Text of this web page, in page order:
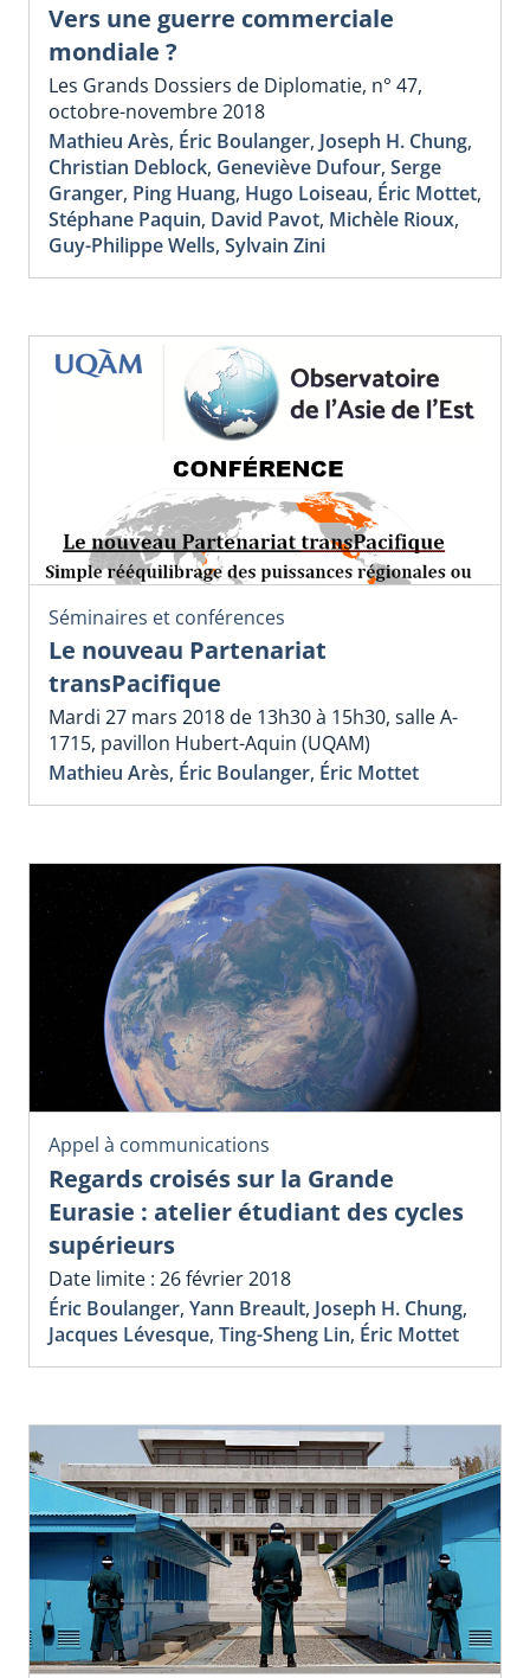
Vers une guerre commerciale
mondiale ?
Les Grands Dossiers de Diplomatie, n° 47,
octobre-novembre 2018
Mathieu Arès, Éric Boulanger, Joseph H. Chung,
Christian Deblock, Geneviève Dufour, Serge
Granger, Ping Huang, Hugo Loiseau, Éric Mottet,
Stéphane Paquin, David Pavot, Michèle Rioux,
Guy-Philippe Wells, Sylvain Zini
Séminaires et conférences
Le nouveau Partenariat
transPacifique
Mardi 27 mars 2018 de 13h30 à 15h30, salle A-
1715, pavillon Hubert-Aquin (UQAM)
Mathieu Arès, Éric Boulanger, Éric Mottet
Appel à communications
Regards croisés sur la Grande
Eurasie : atelier étudiant des cycles
supérieurs
Date limite : 26 février 2018
Éric Boulanger, Yann Breault, Joseph H. Chung,
Jacques Lévesque, Ting-Sheng Lin, Éric Mottet